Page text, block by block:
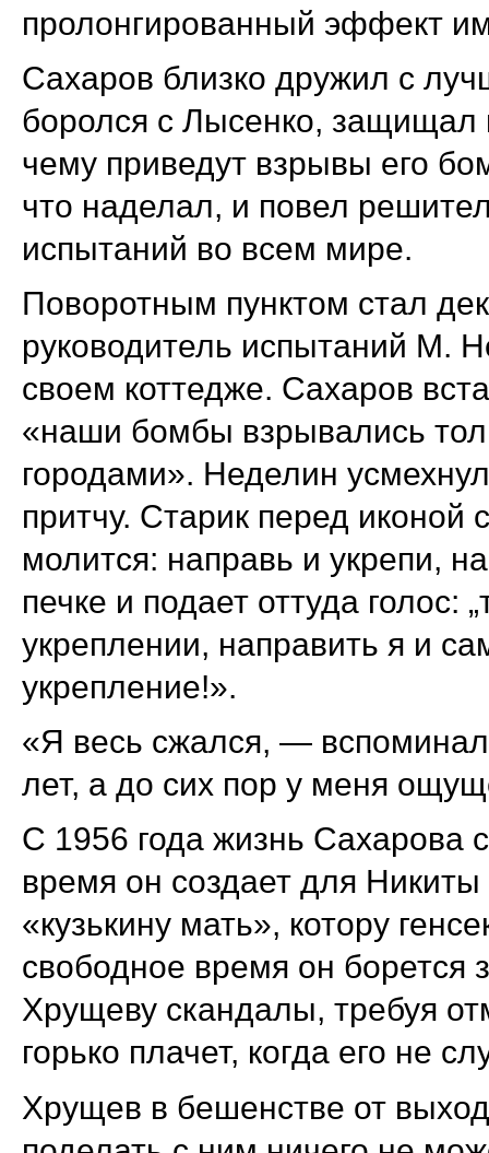
пролонгированный эффект
Сахаров близко дружил с
боролся с Лысенко, защищал
чему приведут взрывы его
что наделал, и повел
испытаний во всем мире.
Поворотным пунктом стал
руководитель испытаний М.
своем коттедже. Сахаров
«наши бомбы взрывались
городами». Неделин
притчу. Старик перед иконой
молится: направь и укрепи,
печке и подает оттуда голос:
укреплении, направить я и
укрепление!».
«Я весь сжался, —
лет, а до сих пор у меня
С 1956 года жизнь Сахарова
время он создает для
«кузькину мать», котору
свободное время он борется
Хрущеву скандалы, требуя
горько плачет, когда его не
Хрущев в бешенстве от